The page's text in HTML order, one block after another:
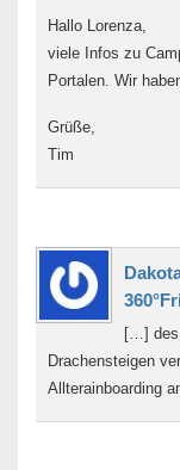
Hallo Lorenza,
viele Infos zu
Portalen. Wir
Grüße,
Tim
[…] des
Drachensteigen
Allterainboarding